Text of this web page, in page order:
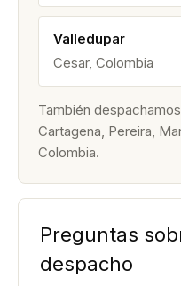
Valledupar
Cesar, Colombia
También
Cartagena, Pereira,
Colombia.
Preguntas
despacho